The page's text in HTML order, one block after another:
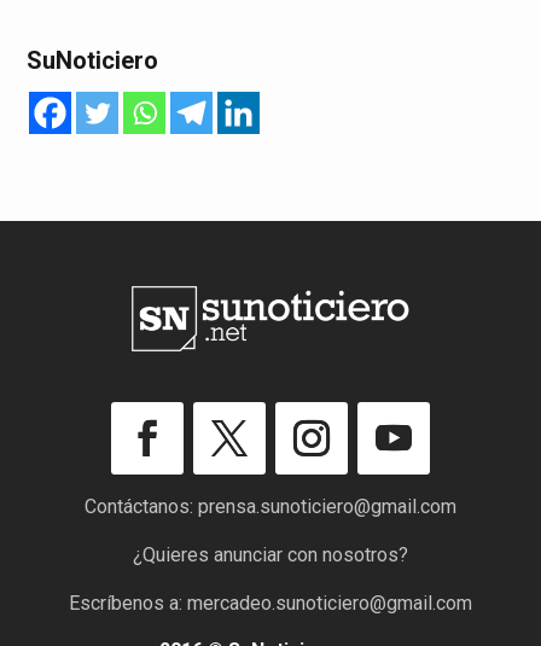
SuNoticiero
Contáctanos: prensa.sunoticiero@gmail.com
¿Quieres anunciar con nosotros?
Escríbenos a: mercadeo.sunoticiero@gmail.com